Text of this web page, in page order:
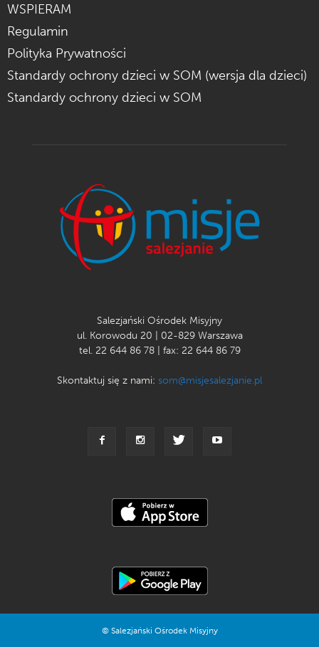
WSPIERAM
Regulamin
Polityka Prywatności
Standardy ochrony dzieci w SOM (wersja dla dzieci)
Standardy ochrony dzieci w SOM
Salezjański Ośrodek Misyjny
ul. Korowodu 20 | 02-829 Warszawa
tel. 22 644 86 78 | fax: 22 644 86 79
Skontaktuj się z nami: som@misjesalezjanie.pl
© Salezjański Ośrodek Misyjny